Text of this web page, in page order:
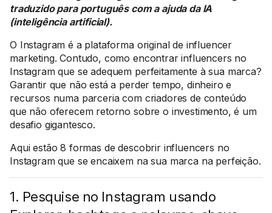
traduzido para português com a ajuda da IA
(inteligência artificial).
O Instagram é a plataforma original de influencer
marketing. Contudo, como encontrar influencers no
Instagram que se adequem perfeitamente à sua marca?
Garantir que não está a perder tempo, dinheiro e
recursos numa parceria com criadores de conteúdo
que não oferecem retorno sobre o investimento, é um
desafio gigantesco.
Aqui estão 8 formas de descobrir influencers no
Instagram que se encaixem na sua marca na perfeição.
1. Pesquise no Instagram usando